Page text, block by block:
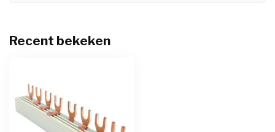
Recent bekeken